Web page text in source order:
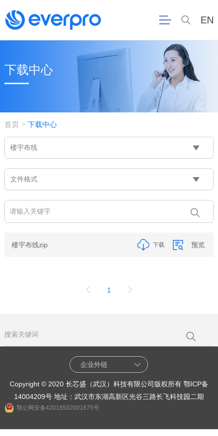
EN
下载中心
首页 > 下载中心
楼宇布线
文件格式
楼宇布线zip 下载 预览
1
企业外链
Copyright © 2020 长芯盛（武汉）科技有限公司版权所有 鄂ICP备
14004209号 地址：武汉市东湖高新区光谷三路长飞科技园二期
鄂公网安备42018502001675号